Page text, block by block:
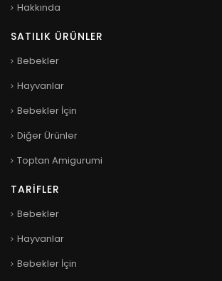
Hakkında
SATILIK ÜRÜNLER
Bebekler
Hayvanlar
Bebekler İçin
Diğer Ürünler
Toptan Amigurumi
TARIFLER
Bebekler
Hayvanlar
Bebekler İçin